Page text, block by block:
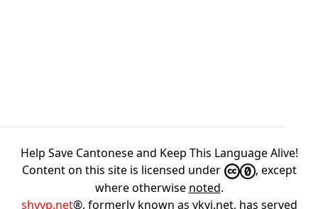
Help Save Cantonese and Keep This Language Alive!
Content on this site is licensed under
, except
where otherwise noted.
shyyp.net®, formerly known as ykyi.net, has served